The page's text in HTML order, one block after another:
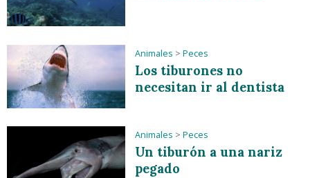
Animales > Peces
Los tiburones no
necesitan ir al dentista
Animales > Peces
Un tiburón a una nariz
pegado